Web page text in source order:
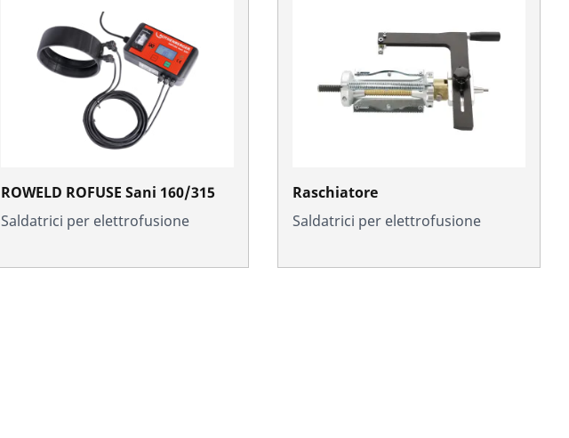
ROWELD ROFUSE Sani 160/315
Saldatrici per elettrofusione
Raschiatore
Saldatrici per elettrofusione